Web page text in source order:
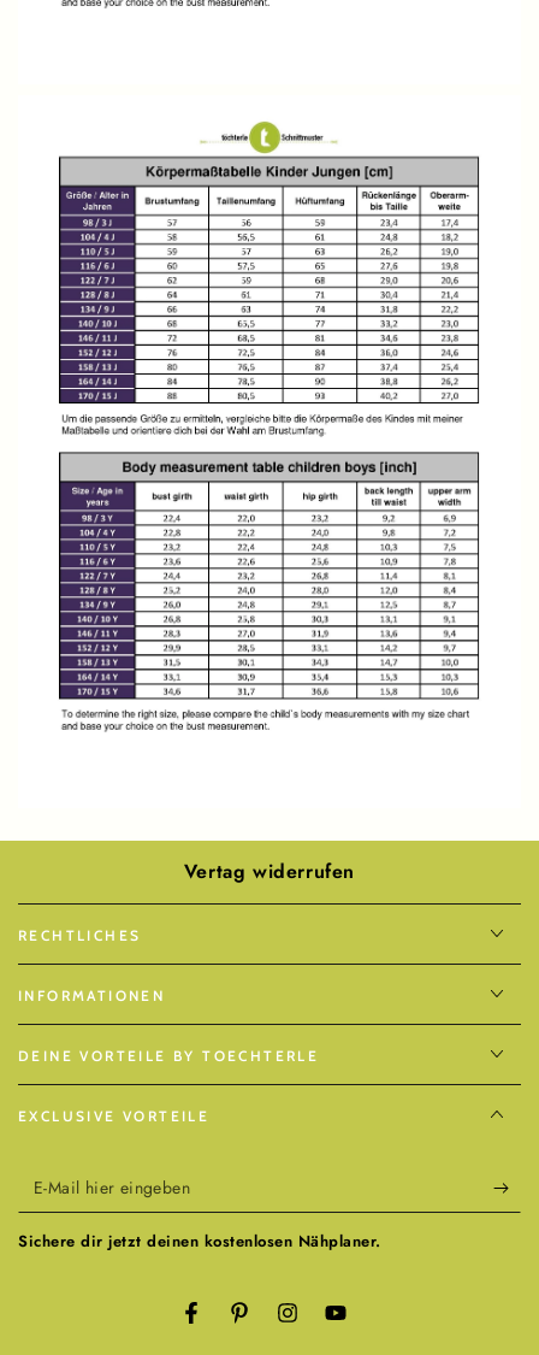
Vertag widerrufen
RECHTLICHES
INFORMATIONEN
DEINE VORTEILE BY TOECHTERLE
EXCLUSIVE VORTEILE
E-
Mail
hier
Sichere dir jetzt deinen kostenlosen Nähplaner.
FacebookPinterestInstagramYouTube